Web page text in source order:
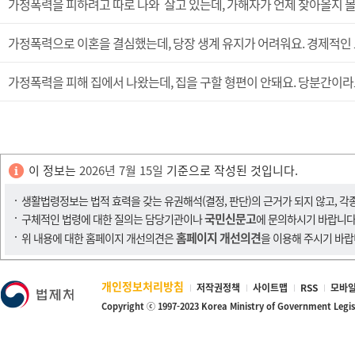
가정폭력을 피하려고 따로 나와 살고 있는데, 가해자가 언제 찾아올지
가정폭력으로 이혼을 결심했는데, 당장 생계 유지가 어려워요. 경제적
가정폭력을 피해 집에서 나왔는데, 집을 구할 형편이 안돼요. 당분간이
이 정보는 2026년 7월 15일 기준으로 작성된 것입니다.
생활법령정보는 법적 효력을 갖는 유권해석(결정, 판단)의 근거가 되지 않고,
구체적인 법령에 대한 질의는 담당기관이나국민신문고에 문의하시기 바랍니
위 내용에 대한 홈페이지 개선의견은홈페이지 개선의견을 이용해 주시기 바
개인정보처리방침 저작권정책 사이트맵 RSS 모바
Copyright ⓒ 1997-2023 Korea Ministry of Government